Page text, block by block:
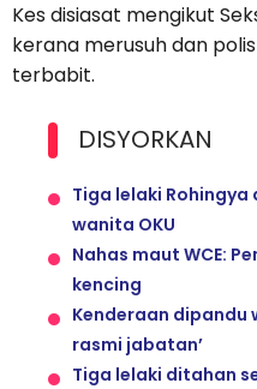
Kes disiasat mengikut
kerana merusuh dan
terbabit.
DISYORKAN
Tiga lelaki
wanita OKU
Nahas maut WCE:
kencing
Kenderaan dipandu
rasmi jabatan’
Tiga lelaki ditahan